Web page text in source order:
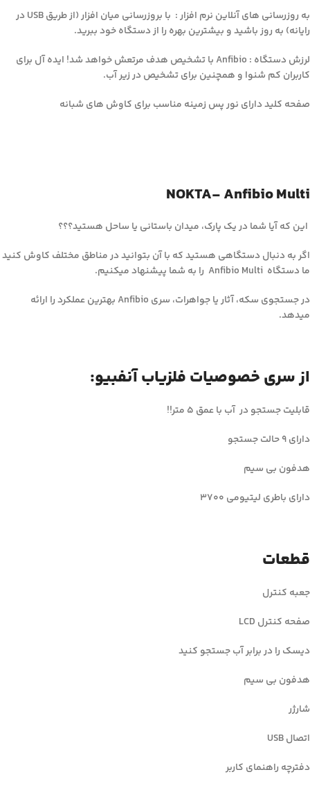
به روزرسانی های آنلاین نرم افزار : با بروزرسانی میان افزار (از طریق USB در
رایانه) به روز باشید و بیشترین بهره را از دستگاه خود ببرید.
لرزش دستگاه : Anfibio با تشخیص هدف مرتعش خواهد شد! ایده آل برای
کاربران کم شنوا و همچنین برای تشخیص در زیر آب.
صفحه کلید دارای نور پس زمینه مناسب برای کاوش های شبانه
NOKTA- Anfibio Multi
این که آیا شما در یک پارک، میدان باستانی یا ساحل هستید؟؟؟
اگر به دنبال دستگاهی هستید که با آن بتوانید در مناطق مختلف کاوش کنید
ما دستگاه Anfibio Multi را به شما پیشنهاد میکنیم.
در جستجوی سکه، آثار یا جواهرات، سری Anfibio بهترین عملکرد را ارائه
میدهد.
از سری خصوصیات فلزیاب آنفبیو:
قابلیت جستجو در آب با عمق ۵ متر!!
دارای ۹ حالت جستجو
هدفون بی سیم
دارای باطری لیتیومی ۳۷۰۰
قطعات
جعبه کنترل
صفحه کنترل LCD
دیسک را در برابر آب جستجو کنید
هدفون بی سیم
شارژر
اتصال USB
دفترچه راهنمای کاربر